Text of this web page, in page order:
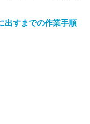
出すまでの作業手順